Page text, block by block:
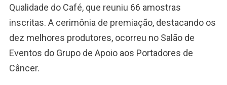
Qualidade do Café, que reuniu 66 amostras
inscritas. A cerimônia de premiação, destacando os
dez melhores produtores, ocorreu no Salão de
Eventos do Grupo de Apoio aos Portadores de
Câncer.